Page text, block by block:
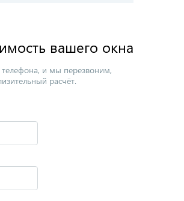
вашего окна
и мы перезвоним,
расчёт.